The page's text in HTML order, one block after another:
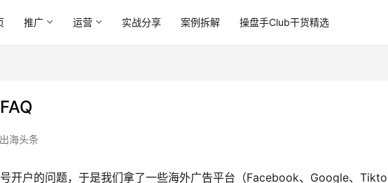
推广 运营 实战分享 案例拆解 操盘手Club干货精选
出海头条
开户的问题，于是我们拿了一些海外广告平台（Facebook、Google、